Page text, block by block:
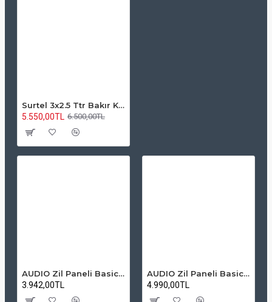
Surtel 3x2.5 Ttr Bakır Kablo 100 Metre
5.550,00TL 6.500,00TL
AUDIO Zil Paneli Basic Hpli Çift Buton 14'lü Sesli Apartman Diafon Kapı Paneli
3.942,00TL
AUDIO Zil Paneli Basic Hpli Çift Buton 20'li Sesli Apartman Diafon Kapı Paneli
4.990,00TL